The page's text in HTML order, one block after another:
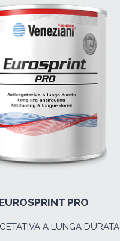
EUROSPRINT PRO
A LUNGA DURATA